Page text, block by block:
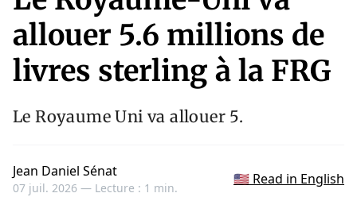
allouer 5.6 millions de
livres sterling à la FRG
Le Royaume Uni va allouer 5.
Jean Daniel Sénat
07 juil. 2026 — Lecture : 1 min.
🇺🇸 Read in English